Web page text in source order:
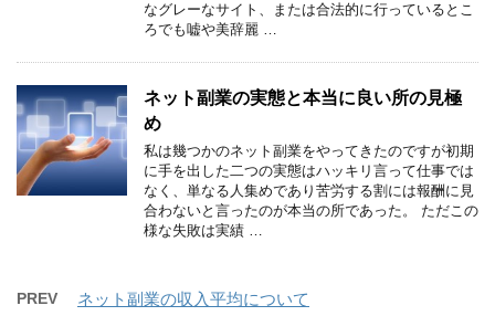
なグレーなサイト、または合法的に行っているとこ
ろでも嘘や美辞麗 …
ネット副業の実態と本当に良い所の見極
め
私は幾つかのネット副業をやってきたのですが初期
に手を出した二つの実態はハッキリ言って仕事では
なく、単なる人集めであり苦労する割には報酬に見
合わないと言ったのが本当の所であった。 ただこの
様な失敗は実績 …
PREV ネット副業の収入平均について